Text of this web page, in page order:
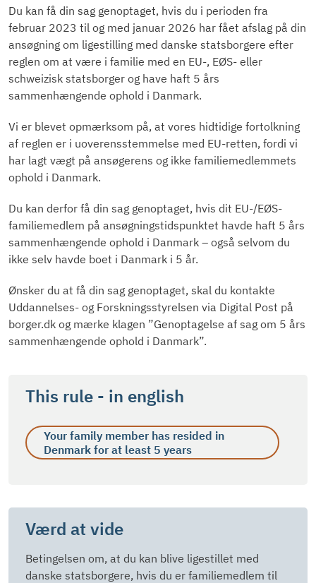
Du kan få din sag genoptaget, hvis du i perioden fra
februar 2023 til og med januar 2026 har fået afslag på din
ansøgning om ligestilling med danske statsborgere efter
reglen om at være i familie med en EU-, EØS- eller
schweizisk statsborger og have haft 5 års
sammenhængende ophold i Danmark.
Vi er blevet opmærksom på, at vores hidtidige fortolkning
af reglen er i uoverensstemmelse med EU-retten, fordi vi
har lagt vægt på ansøgerens og ikke familiemedlemmets
ophold i Danmark.
Du kan derfor få din sag genoptaget, hvis dit EU-/EØS-
familiemedlem på ansøgningstidspunktet havde haft 5 års
sammenhængende ophold i Danmark – også selvom du
ikke selv havde boet i Danmark i 5 år.
Ønsker du at få din sag genoptaget, skal du kontakte
Uddannelses- og Forskningsstyrelsen via Digital Post på
borger.dk og mærke klagen ”Genoptagelse af sag om 5 års
sammenhængende ophold i Danmark”.
This rule - in english
Your family member has resided in
Denmark for at least 5 years
Værd at vide
Betingelsen om, at du kan blive ligestillet med
danske statsborgere, hvis du er familiemedlem til